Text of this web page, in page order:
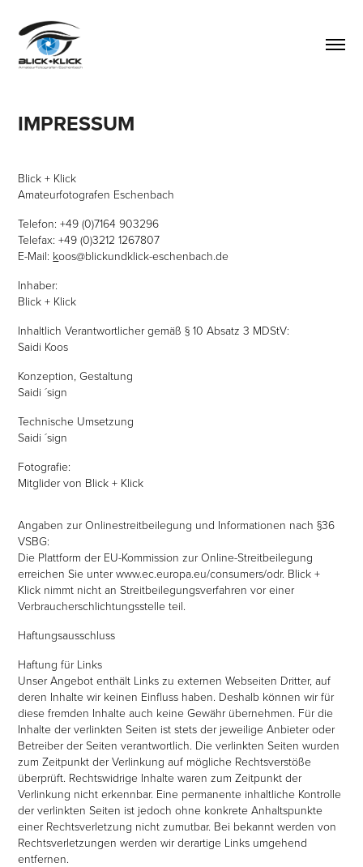
IMPRESSUM
Blick + Klick
Amateurfotografen Eschenbach
Telefon: +49 (0)7164 903296
Telefax: +49 (0)3212 1267807
E-Mail: koos@blickundklick-eschenbach.de
Inhaber:
Blick + Klick
Inhaltlich Verantwortlicher gemäß § 10 Absatz 3 MDStV:
Saidi Koos
Konzeption, Gestaltung
Saidi ´sign
Technische Umsetzung
Saidi ´sign
Fotografie:
Mitglider von Blick + Klick
Angaben zur Onlinestreitbeilegung und Informationen nach §36
VSBG:
Die Plattform der EU-Kommission zur Online-Streitbeilegung
erreichen Sie unter www.ec.europa.eu/consumers/odr. Blick +
Klick nimmt nicht an Streitbeilegungsverfahren vor einer
Verbraucherschlichtungsstelle teil.
Haftungsausschluss
Haftung für Links
Unser Angebot enthält Links zu externen Webseiten Dritter, auf
deren Inhalte wir keinen Einfluss haben. Deshalb können wir für
diese fremden Inhalte auch keine Gewähr übernehmen. Für die
Inhalte der verlinkten Seiten ist stets der jeweilige Anbieter oder
Betreiber der Seiten verantwortlich. Die verlinkten Seiten wurden
zum Zeitpunkt der Verlinkung auf mögliche Rechtsverstöße
überprüft. Rechtswidrige Inhalte waren zum Zeitpunkt der
Verlinkung nicht erkennbar. Eine permanente inhaltliche Kontrolle
der verlinkten Seiten ist jedoch ohne konkrete Anhaltspunkte
einer Rechtsverletzung nicht zumutbar. Bei bekannt werden von
Rechtsverletzungen werden wir derartige Links umgehend
entfernen.